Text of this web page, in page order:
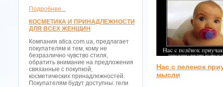
Подробнее...
КОСМЕТИКА И ПРИНАДЛЕЖНОСТИ
ДЛЯ ВСЕХ ЖЕНЩИН
Компания atica.com.ua, предлагает
покупателям и тем, кому не
безразлично чувство стиля,
обратить внимание на предложения
связанные с покупкой,
косметических принадлежностей.
Покупателям будут доступны: гели
Нас с пеленок
мысли